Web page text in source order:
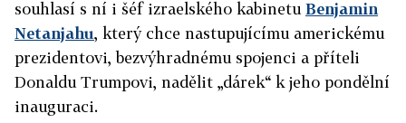
souhlasí s ní i šéf izraelského kabinetu Benjamin
Netanjahu, který chce nastupujícímu americkému
prezidentovi, bezvýhradnému spojenci a příteli
Donaldu Trumpovi, nadělit „dárek“ k jeho pondělní
inauguraci.